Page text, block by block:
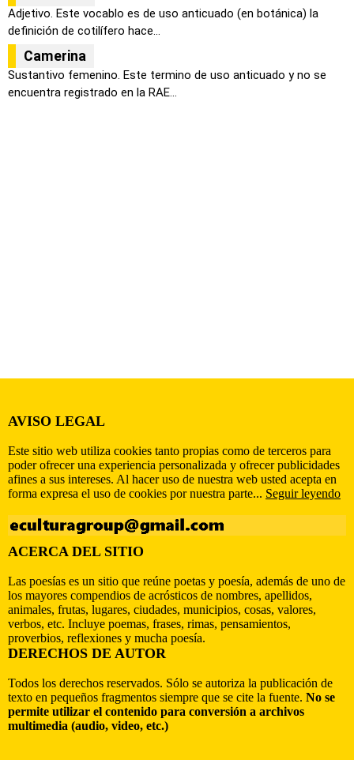
Adjetivo. Este vocablo es de uso anticuado (en botánica) la
definición de cotilífero hace...
Camerina
Sustantivo femenino. Este termino de uso anticuado y no se
encuentra registrado en la RAE...
AVISO LEGAL
Este sitio web utiliza cookies tanto propias como de terceros para
poder ofrecer una experiencia personalizada y ofrecer publicidades
afines a sus intereses. Al hacer uso de nuestra web usted acepta en
forma expresa el uso de cookies por nuestra parte... Seguir leyendo
ACERCA DEL SITIO
Las poesías es un sitio que reúne poetas y poesía, además de uno de
los mayores compendios de acrósticos de nombres, apellidos,
animales, frutas, lugares, ciudades, municipios, cosas, valores,
verbos, etc. Incluye poemas, frases, rimas, pensamientos,
proverbios, reflexiones y mucha poesía.
DERECHOS DE AUTOR
Todos los derechos reservados. Sólo se autoriza la publicación de
texto en pequeños fragmentos siempre que se cite la fuente. No se
permite utilizar el contenido para conversión a archivos
multimedia (audio, video, etc.)